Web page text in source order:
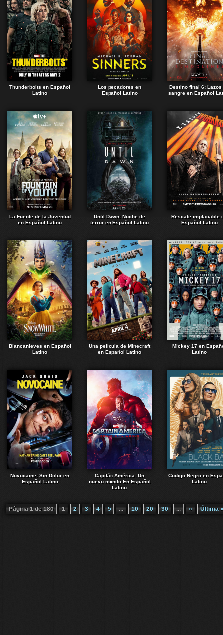
Thunderbolts en Español
Latino
Los pecadores en
Español Latino
Destino final 6: Lazos
sangre en Español
La Fuente de la Juventud
en Español Latino
Until Dawn: Noche de
terror en Español Latino
Rescate implacable
Español Latino
Blancanieves en Español
Latino
Una película de Minecraft
en Español Latino
Mickey 17 en
Latino
Novocaine: Sin Dolor en
Español Latino
Capitán América: Un
nuevo mundo En Español
Latino
Codigo Negro en
Latino
Página 1 de 180 1 2 3 4 5 ... 10 20 30 ... » Última »